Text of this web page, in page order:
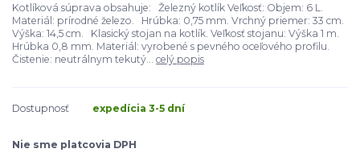
Kotlíková súprava obsahuje: Železný kotlík Veľkosť: Objem: 6 L.
Materiál: prírodné železo. Hrúbka: 0,75 mm. Vrchný priemer: 33 cm.
Výška: 14,5 cm. Klasický stojan na kotlík. Veľkosť stojanu: Výška 1 m.
Hrúbka 0,8 mm. Materiál: vyrobené s pevného oceľového profilu.
Čistenie: neutrálnym tekutý... celý popis
Dostupnosť expedícia 3-5 dní
Nie sme platcovia DPH